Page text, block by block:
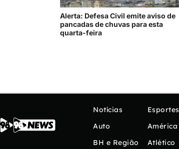
Alerta: Defesa Civil emite aviso de
pancadas de chuvas para esta
quarta-feira
Notícias
Auto
BH e Região
Esportes
América
Atlético